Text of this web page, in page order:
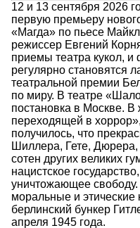
12 и 13 сентября 2026
первую премьеру
«Магда» по пьесе
режиссер Евгений
приемы театра кукол, и
регулярно становятся
театральной премии
по миру. В театре
постановка в Москве.
переходящей в
получилось, что
Шиллера, Гете,
сотен других великих
нацистское
уничтожающее
моральные и
берлинский бункер
апреля 1945 года.